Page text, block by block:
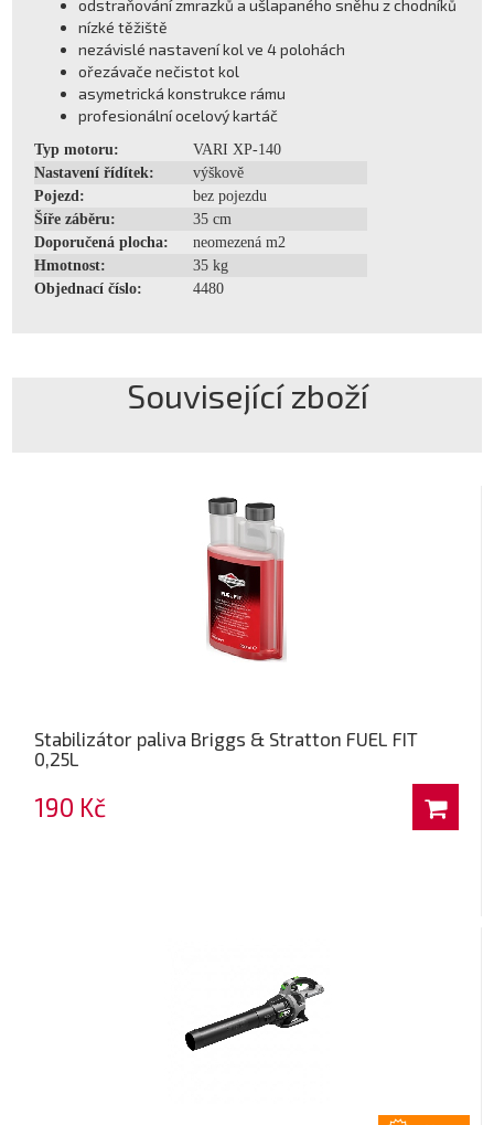
odstraňování zmrazků a ušlapaného sněhu z chodníků
nízké těžiště
nezávislé nastavení kol ve 4 polohách
ořezávače nečistot kol
asymetrická konstrukce rámu
profesionální ocelový kartáč
Typ motoru:
VARI XP-140
Nastavení řídítek:
výškově
Pojezd:
bez pojezdu
Šíře záběru:
35 cm
Doporučená plocha:
neomezená m2
Hmotnost:
35 kg
Objednací číslo:
4480
Související zboží
Stabilizátor paliva Briggs & Stratton FUEL FIT
0,25L
190 Kč